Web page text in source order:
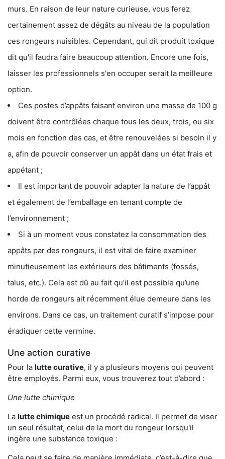
murs. En raison de leur nature curieuse, vous ferez
certainement assez de dégâts au niveau de la population
ces rongeurs nuisibles. Cependant, qui dit produit toxique
dit qu'il faudra faire beaucoup attention. Encore une fois,
laisser les professionnels s'en occuper serait la meilleure
option.
Ces postes d’appâts faisant environ une masse de 100 g
doivent être contrôlées chaque tous les deux, trois, ou six
mois en fonction des cas, et être renouvelées si besoin il y
a, afin de pouvoir conserver un appât dans un état frais et
appétant ;
Il est important de pouvoir adapter la nature de l’appât
et également de l’emballage en tenant compte de
l’environnement ;
Si à un moment vous constatez la consommation des
appâts par des rongeurs, il est vital de faire examiner
minutieusement les extérieurs des bâtiments (fossés,
talus, etc.). Cela est dû au fait qu’il est possible qu’une
horde de rongeurs ait récemment élue demeure dans les
environs. Dans ce cas, un traitement curatif s’impose pour
éradiquer cette vermine.
Une action curative
Pour la lutte curative, il y a plusieurs moyens qui peuvent
être employés. Parmi eux, vous trouverez tout d’abord :
Une lutte chimique
La lutte chimique est un procédé radical. Il permet de viser
un seul résultat, celui de la mort du rongeur lorsqu'il
ingère une substance toxique :